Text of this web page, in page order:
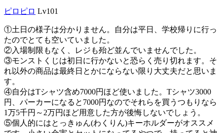
ピロピロ Lv101
①土日の様子は分かりません。自分は平日、学校帰りに行っ
たのでとても空いていました。
②入場制限もなく、レジも殆ど並んでいませんでした。
③モンストくじは初日に行かないと恐らく売り切れます。そ
れ以外の商品は最終日とかにならない限り大丈夫だと思いま
す。
④自分はTシャツ含め7000円ほど使いました。Tシャツ3000
円、パーカーになると7000円なのでそれらを買うつもりなら
1万5千円～2万円ほど用意した方が後悔しないでしょう。
⑤個人的にはとっきゅん(わくりん)キーホルダーがオススメ